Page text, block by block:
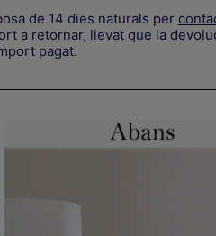
de 14 dies naturals per
a retornar, llevat que la
pagat.